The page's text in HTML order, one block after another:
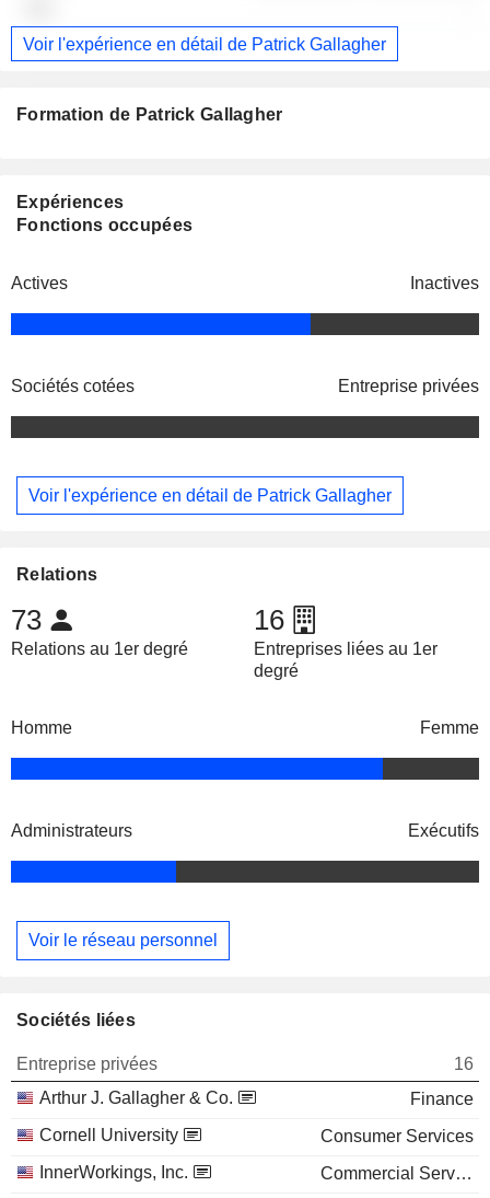
Voir l'expérience en détail de Patrick Gallagher
Formation de Patrick Gallagher
Expériences
Fonctions occupées
Actives Inactives
Sociétés cotées Entreprise privées
Voir l'expérience en détail de Patrick Gallagher
Relations
73
Relations au 1er degré
16
Entreprises liées au 1er
degré
Homme Femme
Administrateurs Exécutifs
Voir le réseau personnel
Sociétés liées
Entreprise privées
16
Arthur J. Gallagher & Co.
Finance
Cornell University
Consumer Services
InnerWorkings, Inc.
Commercial Services